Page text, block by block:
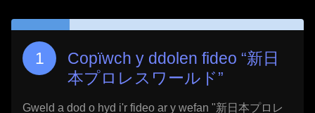
Copïwch y ddolen fideo “新日
本プロレスワールド”
Gweld a dod o hyd i'r fideo ar y wefan "新日本プロレ